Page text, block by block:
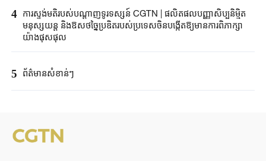
4 ការស្ទង់មតិរបស់បណ្តាញទូរទស្សន៍ CGTN | ផលិតផលបញ្ញាសិប្បនិមិ្មត
មនុស្សយន្ត និងឱសថច្នៃប្រឌិតរបស់ប្រទេសចិនបង្កើតឱ្យមានការពិភាក្សា
យ៉ាងផុសផុល
5 ព័ត៌មានសំខាន់ៗ